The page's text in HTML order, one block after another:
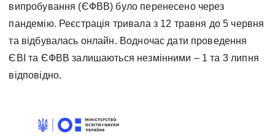
випробування (ЄФВВ) було перенесено через
пандемію. Реєстрація тривала з 12 травня до 5 червня
та відбувалась онлайн. Водночас дати проведення
ЄВІ та ЄФВВ залишаються незмінними – 1 та 3 липня
відповідно.